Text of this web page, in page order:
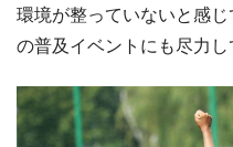
環境が整っていないと感
の普及イベントにも尽力し